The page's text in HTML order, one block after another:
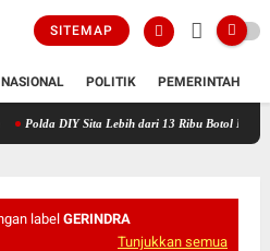
SITEMAP
NASIONAL POLITIK PEMERINTAH
Sita Lebih dari 13 Ribu Botol Miras Ilegal dan
label GERINDRA
Tunjukkan semua